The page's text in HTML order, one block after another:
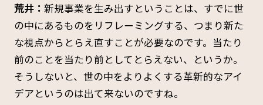
荒井： 新規事業を生み出すということは、すでに世
の中にあるものをリフレーミングする、つまり新た
な視点からとらえ直すことが必要なのです。当たり
前のことを当たり前としてとらえない、というか。
そうしないと、世の中をよりよくする革新的なアイ
デアというのは出て来ないのですね。